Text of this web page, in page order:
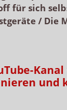
für sich
/ Die
Kanal
und